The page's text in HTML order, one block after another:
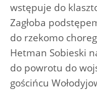
wstępuje do
Zagłoba
do rzekomo
Hetman Sobieski
do powrotu do
gościńcu